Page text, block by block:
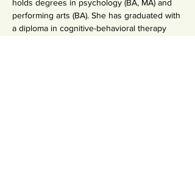
holds degrees in psychology (BA, MA) and
performing arts (BA). She has graduated with
a diploma in cognitive-behavioral therapy